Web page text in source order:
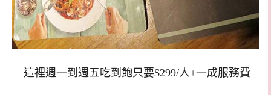
這裡週一到週五吃到飽只要$299/人+一成服務費